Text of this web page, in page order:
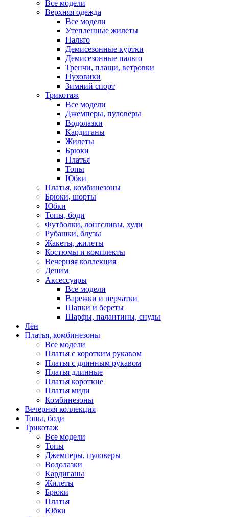
Все модели
Верхняя одежда
Все модели
Утепленные жилеты
Пальто
Демисезонные куртки
Демисезонные пальто
Тренчи, плащи, ветровки
Пуховики
Зимний спорт
Трикотаж
Все модели
Джемперы, пуловеры
Водолазки
Кардиганы
Жилеты
Брюки
Платья
Топы
Юбки
Платья, комбинезоны
Брюки, шорты
Юбки
Топы, боди
Футболки, лонгсливы, худи
Рубашки, блузы
Жакеты, жилеты
Костюмы и комплекты
Вечерняя коллекция
Деним
Аксессуары
Все модели
Варежки и перчатки
Шапки и береты
Шарфы, палантины, снуды
Лён
Платья, комбинезоны
Все модели
Платья с коротким рукавом
Платья с длинным рукавом
Платья длинные
Платья короткие
Платья миди
Комбинезоны
Вечерняя коллекция
Топы, боди
Трикотаж
Все модели
Топы
Джемперы, пуловеры
Водолазки
Кардиганы
Жилеты
Брюки
Платья
Юбки